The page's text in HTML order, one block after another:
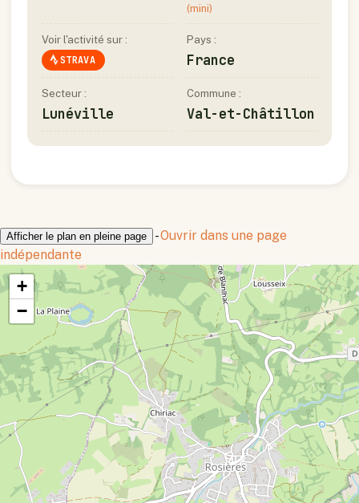
(mini)
Voir l'activité sur :
STRAVA
Pays :
France
Secteur :
Lunéville
Commune :
Val-et-Châtillon
Afficher le plan en pleine page -Ouvrir dans une page
indépendante